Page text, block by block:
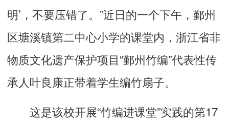
明’，不要压错了。”近日的一个下午，鄞州
区塘溪镇第二中心小学的课堂内，浙江省非
物质文化遗产保护项目“鄞州竹编”代表性传
承人叶良康正带着学生编竹扇子。
这是该校开展“竹编进课堂”实践的第17